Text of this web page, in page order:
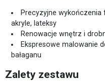
Precyzyjne
akryle, lateksy
Renowacje wnętrz i
Ekspresowe malowanie
bałaganu
Zalety zestawu